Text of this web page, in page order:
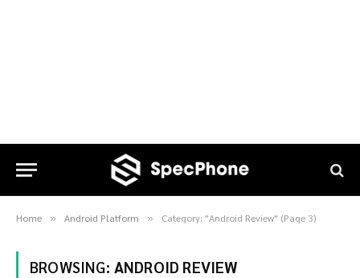
Home » Android Platform » Category: "Android Review" (Page 3)
BROWSING: ANDROID REVIEW